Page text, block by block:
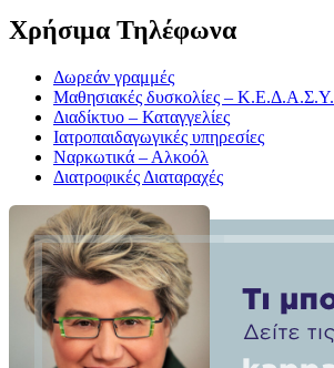
Χρήσιμα Τηλέφωνα
Δωρεάν γραμμές
Μαθησιακές δυσκολίες – Κ.Ε.Δ.Α.Σ.Υ.
Διαδίκτυο – Καταγγελίες
Ιατροπαιδαγωγικές υπηρεσίες
Ναρκωτικά – Αλκοόλ
Διατροφικές Διαταραχές